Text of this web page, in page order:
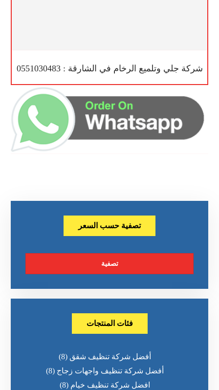
شركة جلي وتلميع الرخام في الشارقة : 0551030483
تصفية حسب السعر
تصفية
فئات المنتجات
أفضل شركة تنظيف شقق (8)
أفضل شركة تنظيف واجهات زجاج (8)
افضل شركة تنظيف خيام (8)